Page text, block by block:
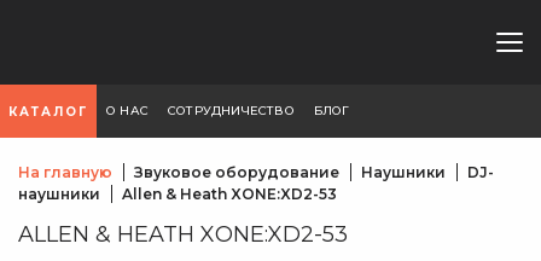
КАТАЛОГ О НАС СОТРУДНИЧЕСТВО БЛОГ
На главную Звуковое оборудование Наушники
DJ-
наушники
Allen & Heath XONE:XD2-53
ALLEN & HEATH XONE:XD2-53